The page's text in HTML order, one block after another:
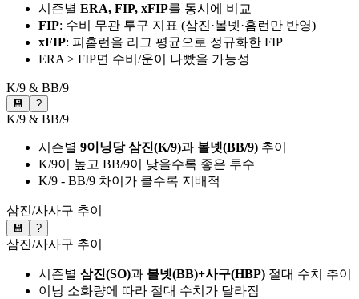
시즌별 ERA, FIP, xFIP를 동시에 비교
FIP: 수비 무관 투구 지표 (삼진·볼넷·홈런만 반영)
xFIP: 피홈런을 리그 평균으로 정규화한 FIP
ERA > FIP면 수비/운이 나빴을 가능성
K/9 & BB/9
💾 ?
K/9 & BB/9
시즌별 9이닝당 삼진(K/9)과 볼넷(BB/9) 추이
K/9이 높고 BB/9이 낮을수록 좋은 투수
K/9 - BB/9 차이가 클수록 지배적
삼진/사사구 추이
💾 ?
삼진/사사구 추이
시즌별 삼진(SO)과 볼넷(BB)+사구(HBP) 절대 수치 추이
이닝 소화량에 따라 절대 수치가 달라짐